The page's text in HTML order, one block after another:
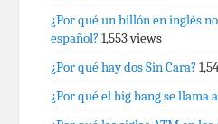
¿Por qué un billón en inglés
español? 1,553 views
¿Por qué hay dos Sin Cara?
¿Por qué el big bang se llama